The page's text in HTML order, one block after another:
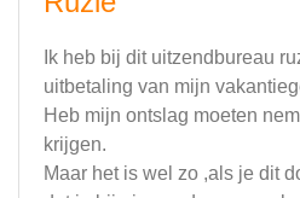
Ik heb bij dit uitzendbureau
uitbetaling van mijn
Heb mijn ontslag moeten
krijgen.
Maar het is wel zo ,als je dit